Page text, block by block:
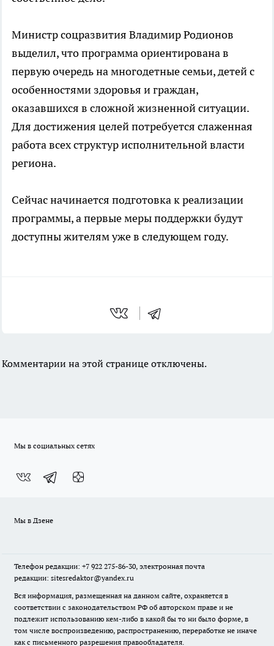
Министр соцразвития Владимир Родионов
выделил, что программа ориентирована в
первую очередь на многодетные семьи, детей с
особенностями здоровья и граждан,
оказавшихся в сложной жизненной ситуации.
Для достижения целей потребуется слаженная
работа всех структур исполнительной власти
региона.
Сейчас начинается подготовка к реализации
программы, а первые меры поддержки будут
доступны жителям уже в следующем году.
Комментарии на этой странице отключены.
Мы в социальных сетях
Мы в Дзене
Телефон редакции: +7 922 275-86-30, электронная почта
редакции: sitesredaktor@yandex.ru
Вся информация, размещенная на данном сайте, охраняется в
соответствии с законодательством РФ об авторском праве и не
подлежит использованию кем-либо в какой бы то ни было форме, в
том числе воспроизведению, распространению, переработке не иначе
как с письменного разрешения правообладателя.